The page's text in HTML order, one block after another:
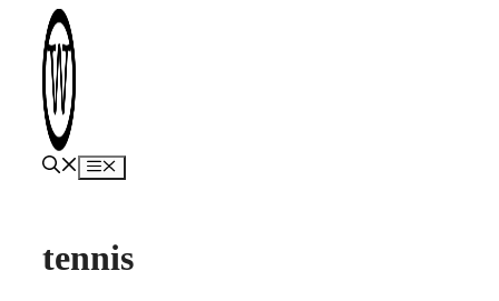
indhold
Menu
tennis